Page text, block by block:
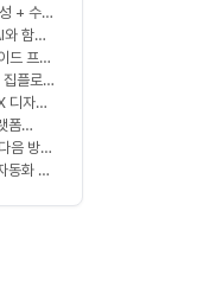
+ 수익
드 프로
플로우
디자인
폼
음 방향
동화 서